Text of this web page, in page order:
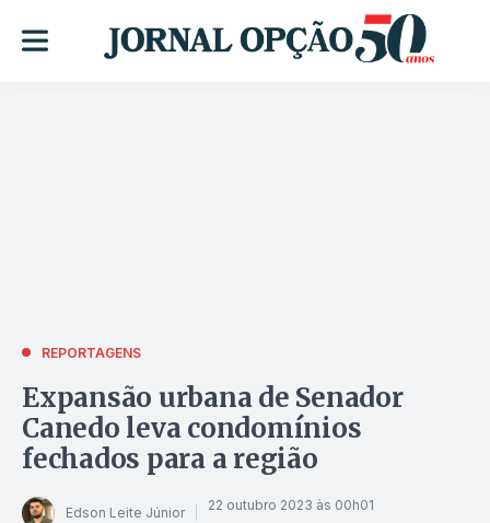
REPORTAGENS
Expansão urbana de Senador
Canedo leva condomínios
fechados para a região
Edson Leite Júnior 22 outubro 2023 às 00h01